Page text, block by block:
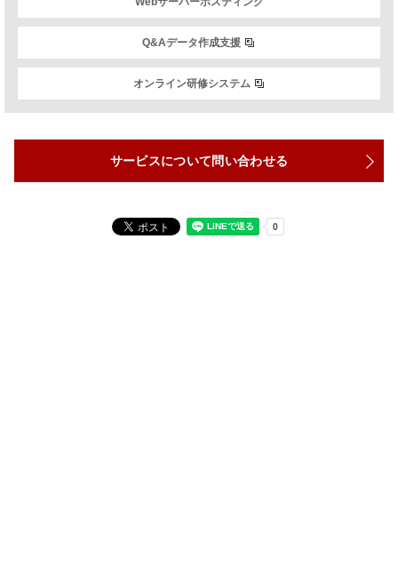
Q&Aデータ作成支援
オンライン研修システム
サービスについて問い合わせる